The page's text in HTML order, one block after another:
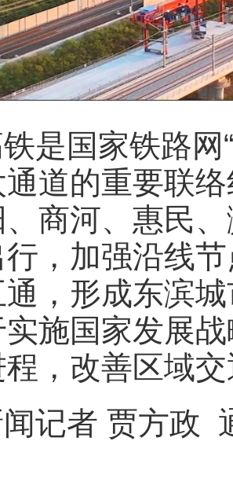
是国家铁路网
道的重要联
商河、惠民
，加强沿线
，形成东滨
施国家发展
，改善区域
记者 贾方政